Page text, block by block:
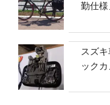
勤仕
スズ
ック